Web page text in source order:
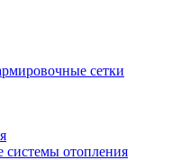
сетки
системы отопления